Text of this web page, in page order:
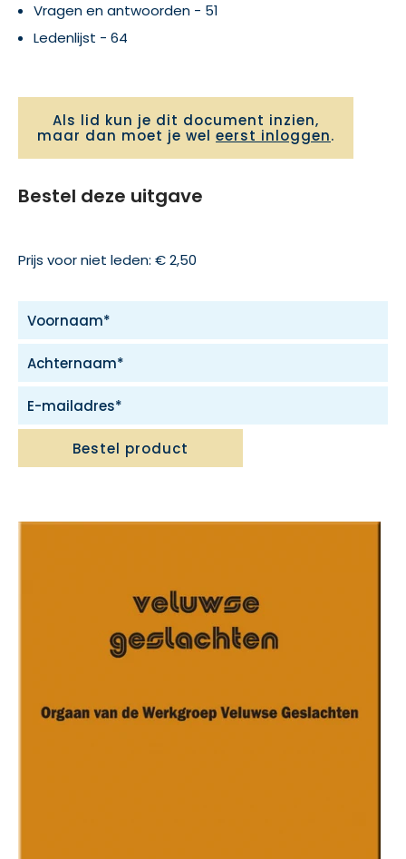
Vragen en antwoorden - 51
Ledenlijst - 64
Als lid kun je dit document inzien,
maar dan moet je wel eerst inloggen.
Bestel deze uitgave
Prijs voor niet leden: € 2,50
Bestel product